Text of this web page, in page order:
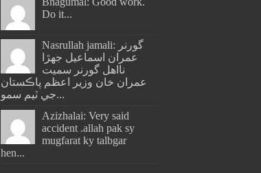
Do it...
Nasrullah jamali: گورنر
عمران اسماعيل جھڙا
نااهل گورنر سميت
عمران خان وزير اعظم پاڪستان
جي ٽيم سمو...
Azizhalai: Very said
accident .allah pak sy
mugfarat ky talbgar
hen...